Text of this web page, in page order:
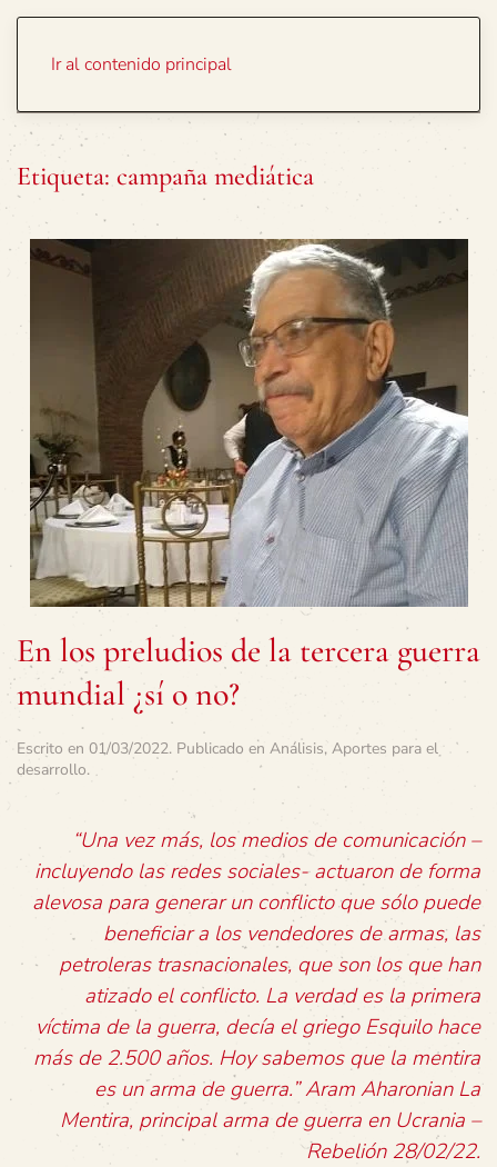
Ir al contenido principal
Etiqueta: campaña mediática
En los preludios de la tercera guerra
mundial ¿sí o no?
Escrito en 01/03/2022. Publicado en Análisis, Aportes para el
desarrollo.
“Una vez más, los medios de comunicación –
incluyendo las redes sociales- actuaron de forma
alevosa para generar un conflicto que sólo puede
beneficiar a los vendedores de armas, las
petroleras trasnacionales, que son los que han
atizado el conflicto. La verdad es la primera
víctima de la guerra, decía el griego Esquilo hace
más de 2.500 años. Hoy sabemos que la mentira
es un arma de guerra.” Aram Aharonian La
Mentira, principal arma de guerra en Ucrania –
Rebelión 28/02/22.